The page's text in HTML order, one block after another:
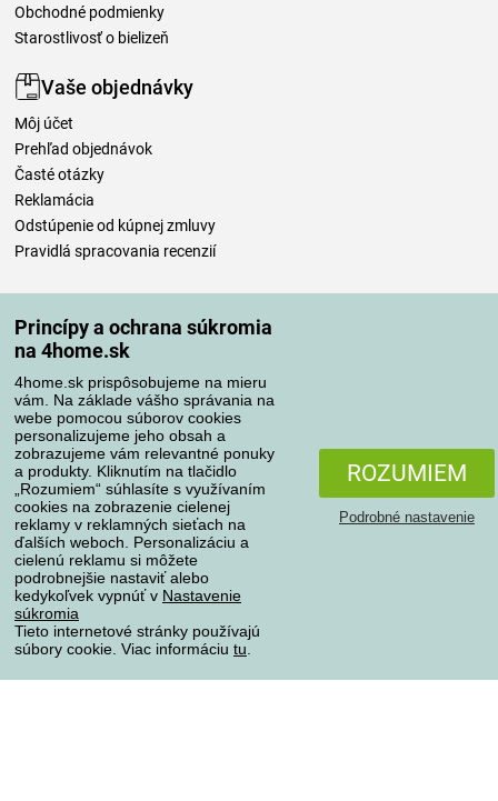
Princípy a ochrana súkromia
na 4home.sk
4home.sk prispôsobujeme na mieru
vám. Na základe vášho správania na
webe pomocou súborov cookies
personalizujeme jeho obsah a
zobrazujeme vám relevantné ponuky
a produkty. Kliknutím na tlačidlo
„Rozumiem“ súhlasíte s využívaním
cookies na zobrazenie cielenej
reklamy v reklamných sieťach na
ďalších weboch. Personalizáciu a
cielenú reklamu si môžete
podrobnejšie nastaviť alebo
kedykoľvek vypnúť v Nastavenie
súkromia
Tieto internetové stránky používajú
súbory cookie. Viac informáciu tu
ROZUMIEM
Podrobné nastavenie
Obchodné podmienky
Starostlivosť o bielizeň
Vaše objednávky
Môj účet
Prehľad objednávok
Časté otázky
Reklamácia
Odstúpenie od kúpnej zmluvy
Pravidlá spracovania recenzií
Spôsoby platby
Spoľahlivý obchod